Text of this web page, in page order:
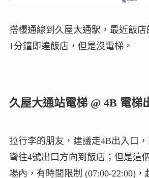
搭櫻通線到久屋大通駅，最近飯店
1分鐘即達飯店，但是沒電梯。
久屋大通站電梯 @ 4B 電梯
拉行李的朋友，建議走4B出入口
彎往4號出口方向到飯店；但是這
場內，有時間限制 (07:00-22:00)